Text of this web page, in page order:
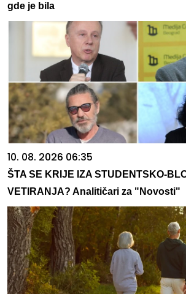
gde je bila
10. 08. 2026 06:35
ŠTA SE KRIJE IZA STUDENTSKO-
VETIRANJA? Analitičari za "Novosti"